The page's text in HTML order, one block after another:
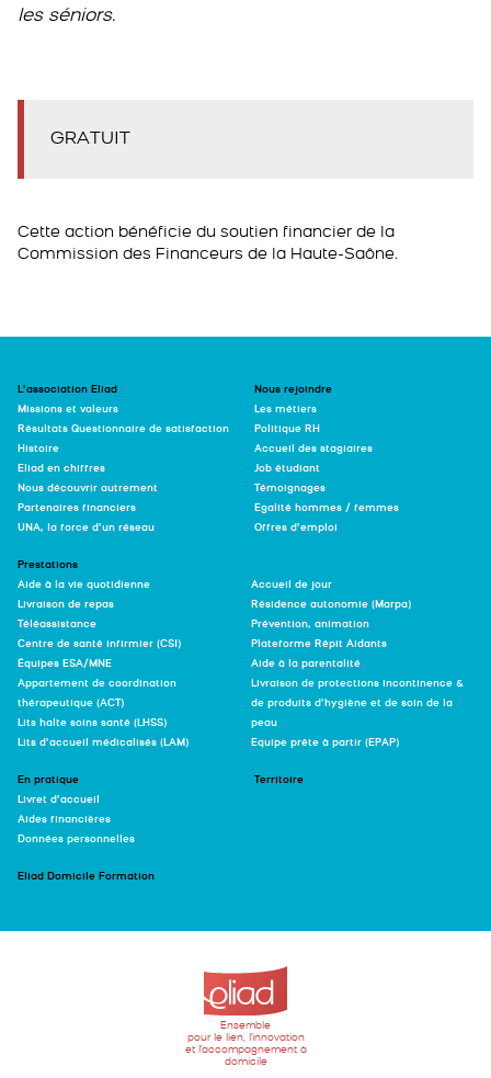
les séniors.
GRATUIT
Cette action bénéficie du soutien financier de la
Commission des Financeurs de la Haute-Saône.
L’association Eliad
Missions et valeurs
Résultats Questionnaire de satisfaction
Histoire
Eliad en chiffres
Nous découvrir autrement
Partenaires financiers
UNA, la force d’un réseau
Nous rejoindre
Les métiers
Politique RH
Accueil des stagiaires
Job étudiant
Témoignages
Egalité hommes / femmes
Offres d’emploi
Prestations
Aide à la vie quotidienne
Livraison de repas
Téléassistance
Centre de santé infirmier (CSI)
Équipes ESA/MNE
Appartement de coordination
thérapeutique (ACT)
Lits halte soins santé (LHSS)
Lits d’accueil médicalisés (LAM)
Accueil de jour
Résidence autonomie (Marpa)
Prévention, animation
Plateforme Répit Aidants
Aide à la parentalité
Livraison de protections incontinence &
de produits d’hygiène et de soin de la
peau
Equipe prête à partir (EPAP)
En pratique
Livret d’accueil
Aides financières
Données personnelles
Territoire
Eliad Domicile Formation
Ensemble
pour le lien, l'innovation
et l'accompagnement à
domicile